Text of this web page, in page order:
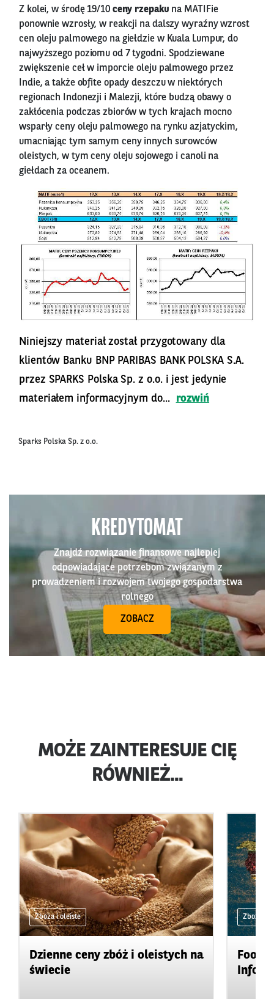
Z kolei, w środę 19/10ceny rzepaku na MATIFie
ponownie wzrosły, w reakcji na dalszy wyraźny wzrost
cen oleju palmowego na giełdzie w Kuala Lumpur, do
najwyższego poziomu od 7 tygodni. Spodziewane
zwiększenie ceł w imporcie oleju palmowego przez
Indie, a także obfite opady deszczu w niektórych
regionach Indonezji i Malezji, które budzą obawy o
zakłócenia podczas zbiorów w tych krajach mocno
wsparły ceny oleju palmowego na rynku azjatyckim,
umacniając tym samym ceny innych surowców
oleistych, w tym ceny oleju sojowego i canoli na
giełdach za oceanem.
Niniejszy materiał został przygotowany dla
klientów Banku BNP PARIBAS BANK POLSKA S.A.
przez SPARKS Polska Sp. z o.o. i jest jedynie
materiałem informacyjnym do...
rozwiń
Sparks Polska Sp. z o.o.
KREDYTOMAT
Znajdź rozwiązanie finansowe najlepiej
odpowiadające potrzebom związanym z
prowadzeniem i rozwojem twojego gospodarstwa
rolnego
ZOBACZ
MOŻE ZAINTERESUJE CIĘ
RÓWNIEŻ...
Zboża i oleiste
Dzienne ceny zbóż i oleistych na
świecie
Zboża i